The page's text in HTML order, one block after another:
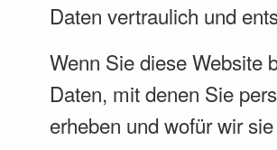
Daten vertraulich und
Wenn Sie diese Website
Daten, mit denen Sie
erheben und wofür wir